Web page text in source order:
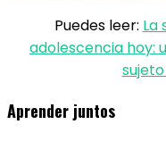
Puedes leer: La
adolescencia hoy:
Aprender juntos